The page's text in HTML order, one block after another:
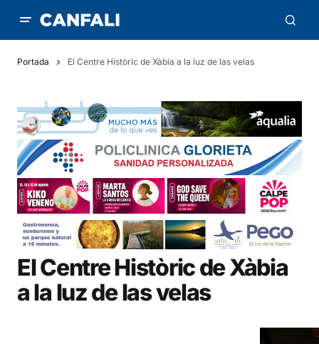
Portada El Centre Històric de Xàbia a la luz de las velas
El Centre Històric de Xàbia
a la luz de las velas